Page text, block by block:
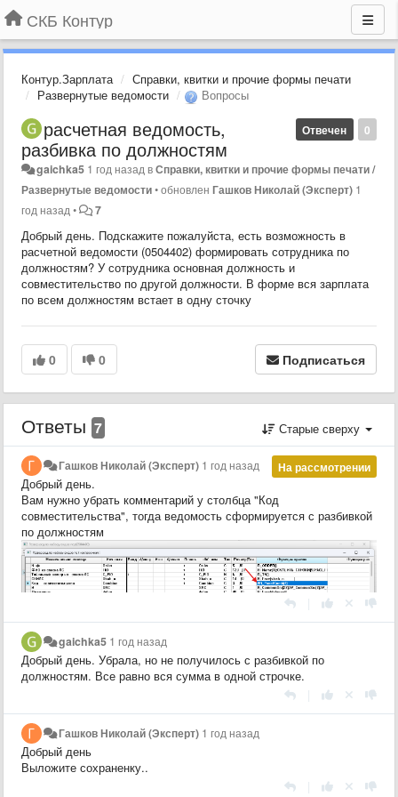
СКБ Контур
Контур.Зарплата
Справки, квитки и прочие формы печати
Развернутые ведомости
Вопросы
0
Отвечен
расчетная ведомость,
разбивка по должностям
gaichka5 1 год назад вСправки, квитки и прочие формы печати /
Развернутые ведомости•обновлен Гашков Николай (Эксперт) 1
год назад • 7
Добрый день. Подскажите пожалуйста, есть возможность в
расчетной ведомости (0504402) формировать сотрудника по
должностям? У сотрудника основная должность и
совместительство по другой должности. В форме вся зарплата
по всем должностям встает в одну сточку
0 0 Подписаться
Ответы 7 Старые сверху
На рассмотрении
Гашков Николай (Эксперт) 1 год назад
Добрый день.
Вам нужно убрать комментарий у столбца "Код
совместительства", тогда ведомость сформируется с разбивкой
по должностям
gaichka5 1 год назад
Добрый день. Убрала, но не получилось с разбивкой по
должностям. Все равно вся сумма в одной строчке.
Гашков Николай (Эксперт) 1 год назад
Добрый день
Выложите сохраненку..